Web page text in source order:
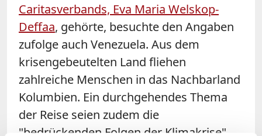
Caritasverbands, Eva Maria Welskop-
Deffaa, gehörte, besuchte den Angaben
zufolge auch Venezuela. Aus dem
krisengebeutelten Land fliehen
zahlreiche Menschen in das Nachbarland
Kolumbien. Ein durchgehendes Thema
der Reise seien zudem die
"bedrückenden Folgen der Klimakrise"